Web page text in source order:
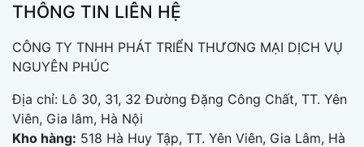
THÔNG TIN LIÊN HỆ
CÔNG TY TNHH PHÁT TRIỂN THƯƠNG MẠI DỊCH VỤ
NGUYÊN PHÚC
Địa chỉ: Lô 30, 31, 32 Đường Đặng Công Chất, TT. Yên
Viên, Gia lâm, Hà Nội
Kho hàng: 518 Hà Huy Tập, TT. Yên Viên, Gia Lâm, Hà